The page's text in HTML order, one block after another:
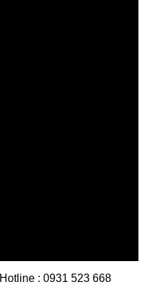
Hotline : 0931 523 668